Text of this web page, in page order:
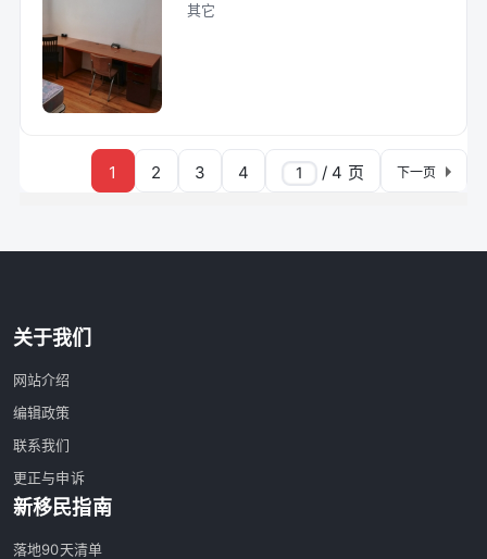
其它
1 2 3 4 / 4 页 下一页
关于我们
网站介绍
编辑政策
联系我们
更正与申诉
新移民指南
落地90天清单